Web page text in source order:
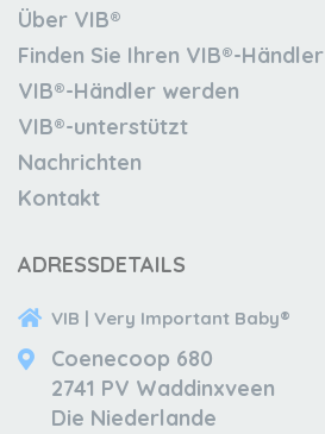
Über VIB®
Finden Sie Ihren VIB®-Händler
VIB®-Händler werden
VIB®-unterstützt
Nachrichten
Kontakt
ADRESSDETAILS
VIB | Very Important Baby®
Coenecoop 680
2741 PV Waddinxveen
Die Niederlande